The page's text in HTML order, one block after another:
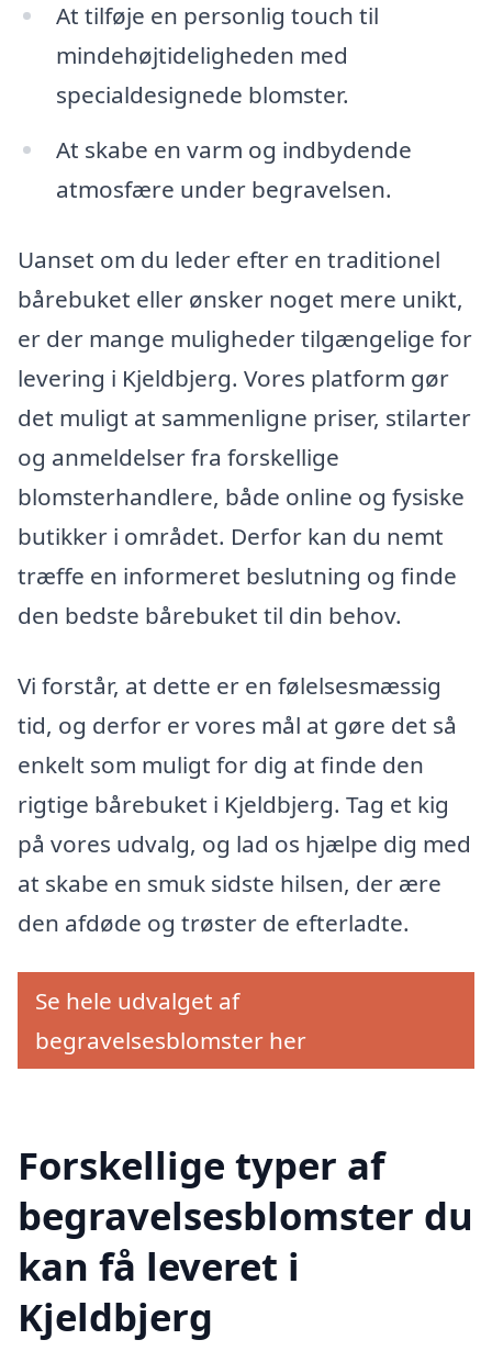
At tilføje en personlig touch til
mindehøjtideligheden med
specialdesignede blomster.
At skabe en varm og indbydende
atmosfære under begravelsen.
Uanset om du leder efter en traditionel
bårebuket eller ønsker noget mere unikt,
er der mange muligheder tilgængelige for
levering i Kjeldbjerg. Vores platform gør
det muligt at sammenligne priser, stilarter
og anmeldelser fra forskellige
blomsterhandlere, både online og fysiske
butikker i området. Derfor kan du nemt
træffe en informeret beslutning og finde
den bedste bårebuket til din behov.
Vi forstår, at dette er en følelsesmæssig
tid, og derfor er vores mål at gøre det så
enkelt som muligt for dig at finde den
rigtige bårebuket i Kjeldbjerg. Tag et kig
på vores udvalg, og lad os hjælpe dig med
at skabe en smuk sidste hilsen, der ære
den afdøde og trøster de efterladte.
Se hele udvalget af
begravelsesblomster her
Forskellige typer af
begravelsesblomster du
kan få leveret i
Kjeldbjerg